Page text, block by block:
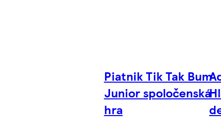
Piatnik Tik Tak Bum
Junior spoločenská
hra